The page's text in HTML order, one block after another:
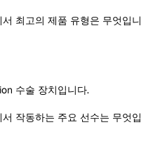
최고의 제품 유형은 무엇입니
수술 장치입니다.
작동하는 주요 선수는 무엇입